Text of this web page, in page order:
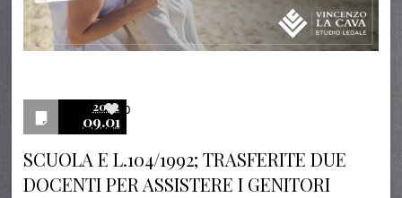
2022
09.01
0
SCUOLA E L.104/1992; TRASFERITE DUE
DOCENTI PER ASSISTERE I GENITORI